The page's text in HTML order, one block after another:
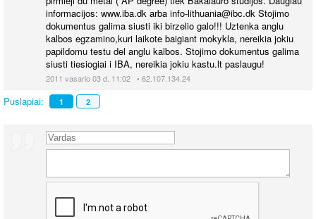
informacijos: www.iba.dk arba info-lithuania@ibc.dk Stojimo
dokumentus galima siusti iki birzelio galo!!! Uztenka anglu
kalbos egzamino,kuri laikote baigiant mokykla, nereikia jokiu
papildomu testu del anglu kalbos. Stojimo dokumentus galima
siusti tiesiogiai i IBA, nereikia jokiu kastu.lt paslaugu!
2011 vasario 03 d. 11:02 • 62.107.134.24
Puslapiai: 1 2